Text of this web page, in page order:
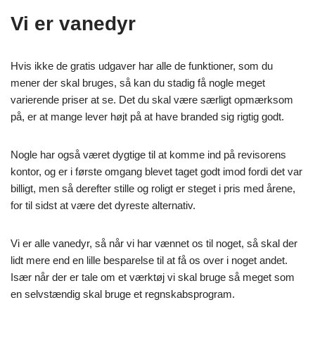
Vi er vanedyr
Hvis ikke de gratis udgaver har alle de funktioner, som du
mener der skal bruges, så kan du stadig få nogle meget
varierende priser at se. Det du skal være særligt opmærksom
på, er at mange lever højt på at have branded sig rigtig godt.
Nogle har også været dygtige til at komme ind på revisorens
kontor, og er i første omgang blevet taget godt imod fordi det var
billigt, men så derefter stille og roligt er steget i pris med årene,
for til sidst at være det dyreste alternativ.
Vi er alle vanedyr, så når vi har vænnet os til noget, så skal der
lidt mere end en lille besparelse til at få os over i noget andet.
Især når der er tale om et værktøj vi skal bruge så meget som
en selvstændig skal bruge et regnskabsprogram.